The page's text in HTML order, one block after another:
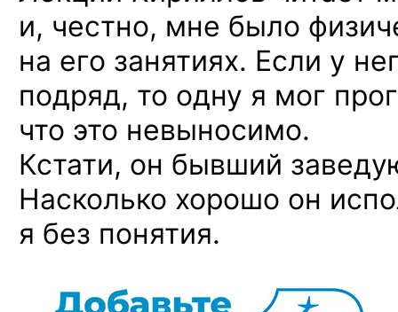
и, честно, мне было
на его занятиях. Если у
подряд, то одну я мог
что это невыносимо.
Кстати, он бывший
Насколько хорошо он
я без понятия.